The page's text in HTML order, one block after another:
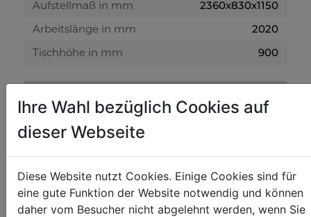
Aufstellmaß in mm
2360x830x1150
Arbeitslänge in mm
2020
Tischhöhe in mm
900
max. Blechstärke in mm
1,2
max. Öffnungsweite in mm
Gewicht
Ihre Wahl bezüglich Cookies auf
dieser Webseite
Diese Website nutzt Cookies. Einige Cookies sind für
eine gute Funktion der Website notwendig und können
daher vom Besucher nicht abgelehnt werden, wenn Sie